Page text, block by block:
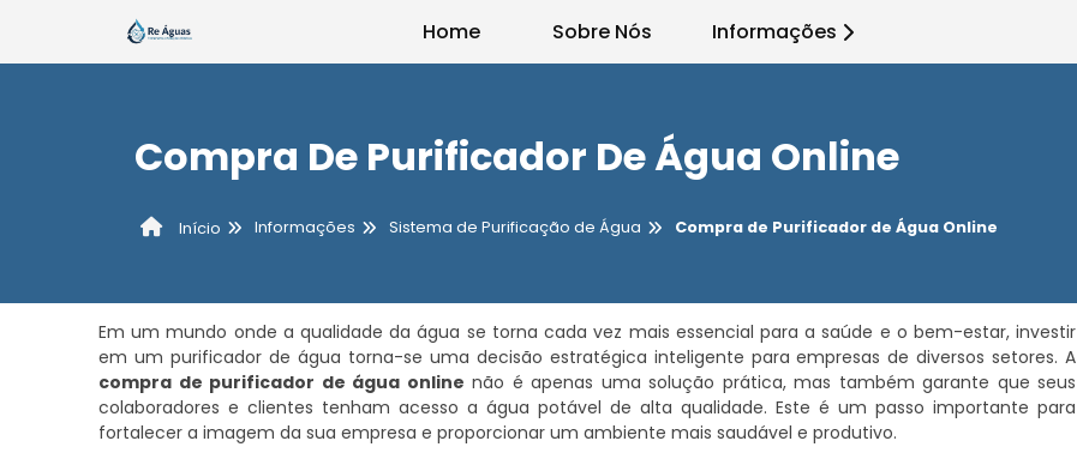
Home Sobre Nós Informações
Compra De Purificador De Água Online
Início Informações Sistema de Purificação de Água Compra de Purificador de Água Online
Em um mundo onde a qualidade da água se torna cada vez mais essencial para a saúde e o bem-estar, investir
em um purificador de água torna-se uma decisão estratégica inteligente para empresas de diversos setores. A
compra de purificador de água online não é apenas uma solução prática, mas também garante que seus
colaboradores e clientes tenham acesso a água potável de alta qualidade. Este é um passo importante para
fortalecer a imagem da sua empresa e proporcionar um ambiente mais saudável e produtivo.